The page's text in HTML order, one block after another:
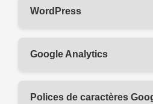
WordPress
Google Analytics
Polices de caractères